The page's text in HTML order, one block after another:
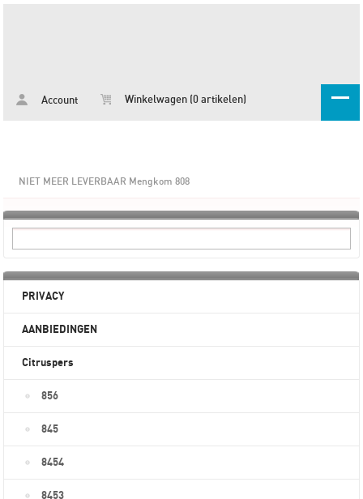
Account Winkelwagen (0 artikelen)
NIET MEER LEVERBAAR Mengkom 808
PRIVACY
AANBIEDINGEN
Citruspers
856
845
8454
8453